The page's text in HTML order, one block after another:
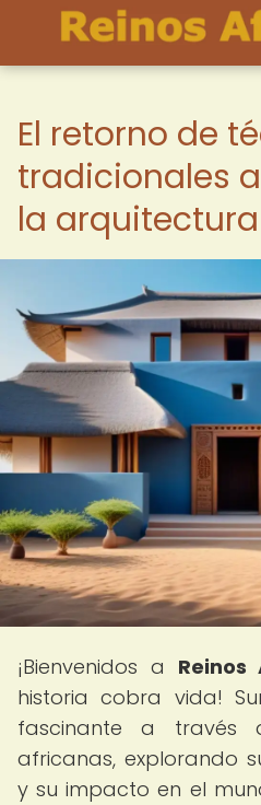
El retorno de
tradicionales
la
¡Bienvenidos a Reinos
historia cobra vida!
fascinante a través
africanas, explorando
y su impacto en el